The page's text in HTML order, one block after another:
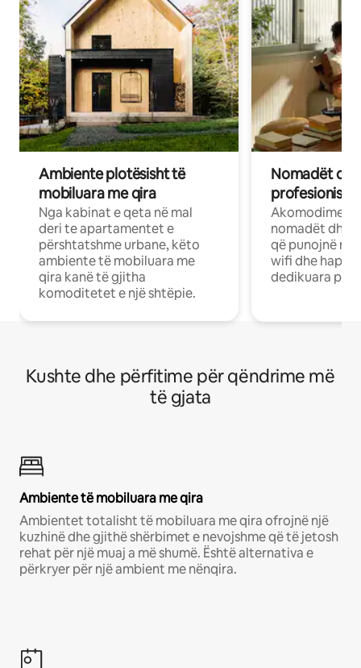
Ambiente plotësisht të
mobiluara me qira
Nga kabinat e qeta në mal
deri te apartamentet e
përshtatshme urbane, këto
ambiente të mobiluara me
qira kanë të gjitha
komoditetet e një shtëpie.
Nomadët
Akomodime
nomadët dhe
që punojnë në
wifi dhe
dedikuara
Kushte dhe përfitime për qëndrime më
të gjata
Ambiente të mobiluara me qira
Ambientet totalisht të mobiluara me qira ofrojnë një
kuzhinë dhe gjithë shërbimet e nevojshme që të jetosh
rehat për një muaj a më shumë. Është alternativa e
përkryer për një ambient me nënqira.